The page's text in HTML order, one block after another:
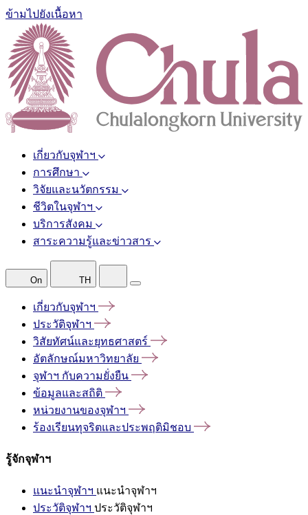
ข้ามไปยังเนื้อหา
เกี่ยวกับจุฬาฯ
การศึกษา
วิจัยและนวัตกรรม
ชีวิตในจุฬาฯ
บริการสังคม
สาระความรู้และข่าวสาร
On TH
เกี่ยวกับจุฬาฯ
ประวัติจุฬาฯ
วิสัยทัศน์และยุทธศาสตร์
อัตลักษณ์มหาวิทยาลัย
จุฬาฯ กับความยั่งยืน
ข้อมูลและสถิติ
หน่วยงานของจุฬาฯ
ร้องเรียนทุจริตและประพฤติมิชอบ
รู้จักจุฬาฯ
แนะนำจุฬาฯ แนะนำจุฬาฯ
ประวัติจุฬาฯ ประวัติจุฬาฯ